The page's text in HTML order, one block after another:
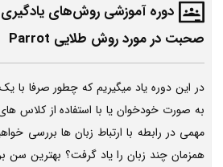
دوره آموزشی روش‌های
صحبت در مورد روش طلایی Parrot
در این دوره یاد میگیریم که چطور صرفا
به صورت خودخوان یا با استفاده از کلاس
مهمی در رابطه با ارتباط زبان ها بررسی
همزمان چند زبان را یاد گرفت؟ بهترین سن